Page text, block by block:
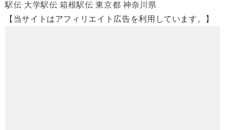
駅伝 大学駅伝 箱根駅伝 東京都 神奈川県
【当サイトはアフィリエイト広告を利用しています。】